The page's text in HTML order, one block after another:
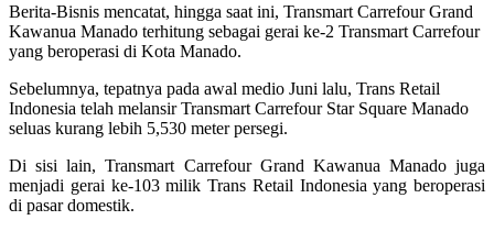
Berita-Bisnis mencatat, hingga saat ini, Transmart Carrefour Grand
Kawanua Manado terhitung sebagai gerai ke-2 Transmart Carrefour
yang beroperasi di Kota Manado.
Sebelumnya, tepatnya pada awal medio Juni lalu, Trans Retail
Indonesia telah melansir Transmart Carrefour Star Square Manado
seluas kurang lebih 5,530 meter persegi.
Di sisi lain, Transmart Carrefour Grand Kawanua Manado juga
menjadi gerai ke-103 milik Trans Retail Indonesia yang beroperasi
di pasar domestik.